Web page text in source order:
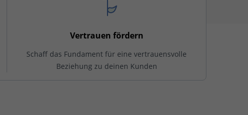
Vertrauen fördern
Schaff das Fundament für eine vertrauensvolle
Beziehung zu deinen Kunden